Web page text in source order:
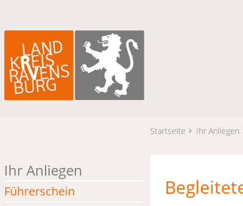
Startseite Ihr Anliegen
Ihr Anliegen
Führerschein